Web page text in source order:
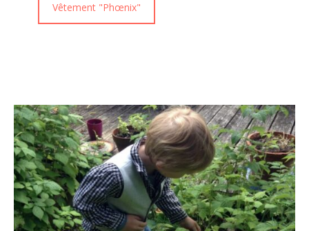
Vêtement "Phœnix"